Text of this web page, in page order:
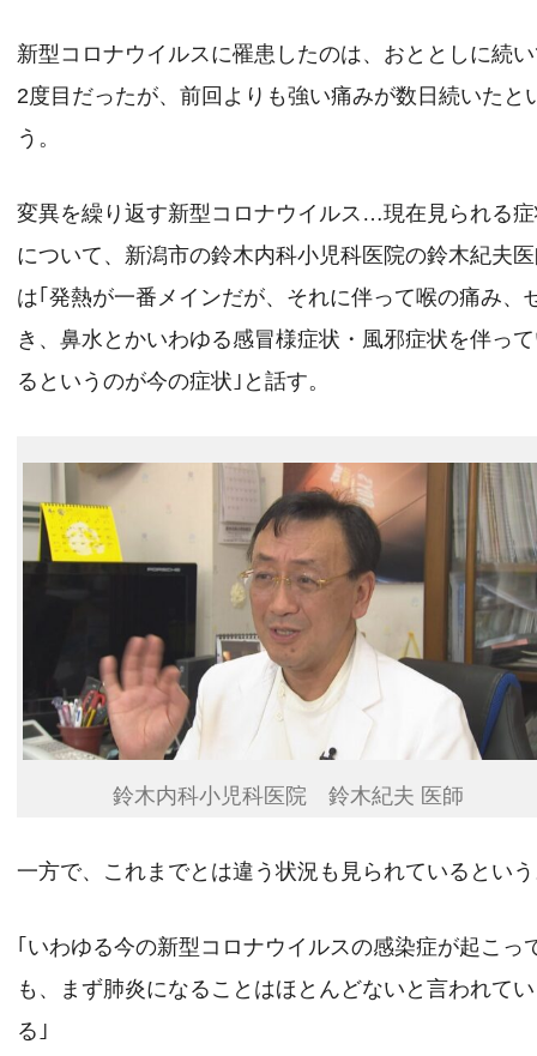
新型コロナウイルスに罹患したのは、おととしに続
2度目だったが、前回よりも強い痛みが数日続いたと
う。
変異を繰り返す新型コロナウイルス…現在見られる
について、新潟市の鈴木内科小児科医院の鈴木紀夫
は｢発熱が一番メインだが、それに伴って喉の痛み、
き、鼻水とかいわゆる感冒様症状・風邪症状を伴っ
るというのが今の症状｣と話す。
鈴木内科小児科医院 鈴木紀夫 医師
一方で、これまでとは違う状況も見られているとい
｢いわゆる今の新型コロナウイルスの感染症が起こっ
も、まず肺炎になることはほとんどないと言われてい
る｣